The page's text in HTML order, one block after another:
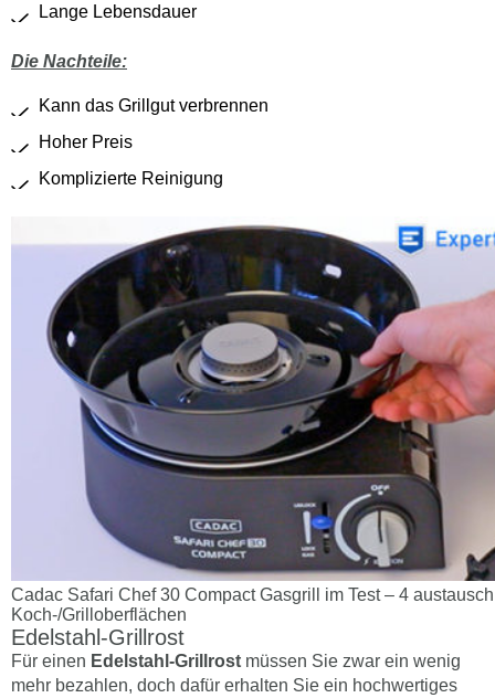
Lange Lebensdauer
Die Nachteile:
Kann das Grillgut verbrennen
Hoher Preis
Komplizierte Reinigung
Cadac Safari Chef 30 Compact Gasgrill im Test – 4
Koch-/Grilloberflächen
Edelstahl-Grillrost
Für einen Edelstahl-Grillrost müssen Sie zwar ein wenig
mehr bezahlen, doch dafür erhalten Sie ein hochwertiges